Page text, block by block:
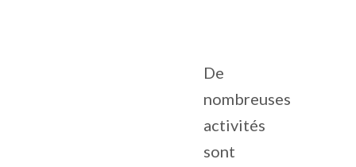
De
nombreuses
activités
sont